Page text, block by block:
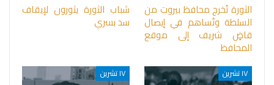
الثورة تُخرج محافظ بيروت من
السلطة وتُساهم في إيصال
قاضٍ شريف إلى موقع
المحافظ
شباب الثورة يثورون لإيقاف
سد بسري
١٧ تشرين ١٧ تشرين